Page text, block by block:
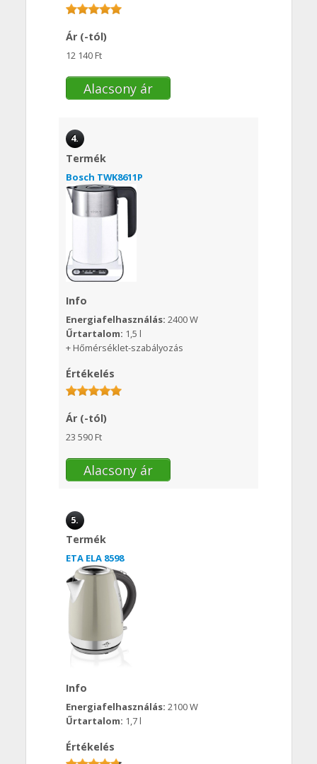
Ár (-tól)
12 140 Ft
Alacsony ár
4.
Termék
Bosch TWK8611P
Info
Energiafelhasználás: 2400 W
Űrtartalom: 1,5 l
+ Hőmérséklet-szabályozás
Értékelés
Ár (-tól)
23 590 Ft
Alacsony ár
5.
Termék
ETA ELA 8598
Info
Energiafelhasználás: 2100 W
Űrtartalom: 1,7 l
Értékelés